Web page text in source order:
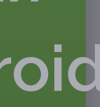
1–3 рабочих дня;
интересующие
услуг:
карт